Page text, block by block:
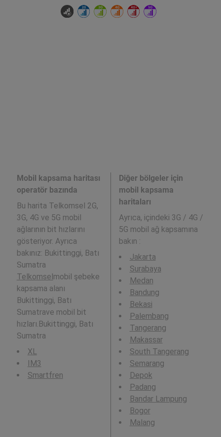
Mobil kapsama haritası
operatör bazında
Bu harita Telkomsel 2G,
3G, 4G ve 5G mobil
ağlarının bit hızlarını
gösteriyor. Ayrıca
bakınız: Bukittinggi, Batı
Sumatra
Telkomselmobil şebeke
kapsama alanı
Bukittinggi, Batı
Sumatrave mobil bit
hızları.Bukittinggi, Batı
Sumatra
XL
IM3
Smartfren
Diğer bölgeler için
mobil kapsama
haritaları
Ayrıca, içindeki 3G / 4G /
5G mobil ağ kapsamına
bakın :
Jakarta
Surabaya
Medan
Bandung
Bekasi
Palembang
Tangerang
Makassar
South Tangerang
Semarang
Depok
Padang
Bandar Lampung
Bogor
Malang